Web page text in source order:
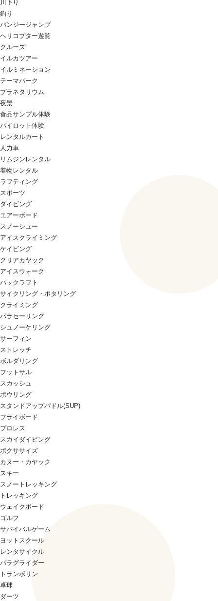
川下り
釣り
バンジージャンプ
ヘリコプター遊覧
クルーズ
イルカツアー
イルミネーション
テーマパーク
プラネタリウム
夜景
食品サンプル体験
パイロット体験
レンタルカート
人力車
リムジンレンタル
着物レンタル
ラフティング
スポーツ
ダイビング
エアーボード
スノーシュー
アイスクライミング
ケイビング
クリアカヤック
アイスウォーク
パックラフト
サイクリング・ポタリング
クライミング
パラセーリング
シュノーケリング
サーフィン
ストレッチ
ボルダリング
フットサル
スカッシュ
ボウリング
スタンドアップパドル(SUP)
フライボード
プロレス
スカイダイビング
ボクササイズ
カヌー・カヤック
スキー
スノートレッキング
トレッキング
ウェイクボード
ゴルフ
サバイバルゲーム
ヨットスクール
レンタサイクル
パラグライダー
トランポリン
卓球
ダーツ